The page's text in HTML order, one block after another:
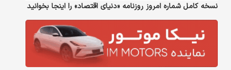
نسخه کامل شماره امروز روزنامه «دنیای‌ اقتصاد» را اینجا بخوانید